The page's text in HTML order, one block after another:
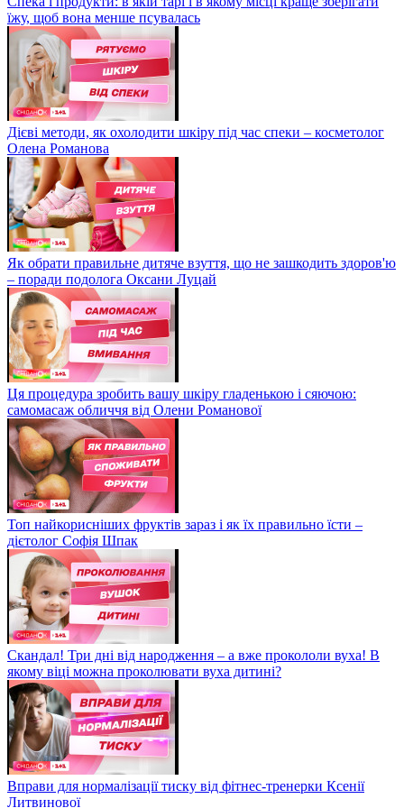
їжу, щоб вона менше псувалась
Дієві методи, як охолодити шкіру під час спеки – косметолог
Олена Романова
Як обрати правильне дитяче взуття, що не зашкодить здоров'ю
– поради подолога Оксани Луцай
Ця процедура зробить вашу шкіру гладенькою і сяючою:
самомасаж обличчя від Олени Романової
Топ найкорисніших фруктів зараз і як їх правильно їсти –
дієтолог Софія Шпак
Скандал! Три дні від народження – а вже прокололи вуха! В
якому віці можна проколювати вуха дитині?
Вправи для нормалізації тиску від фітнес-тренерки Ксенії
Литвинової